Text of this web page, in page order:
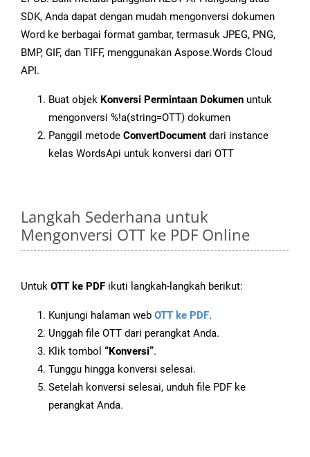
SDK, Anda dapat dengan mudah mengonversi dokumen
Word ke berbagai format gambar, termasuk JPEG, PNG,
BMP, GIF, dan TIFF, menggunakan Aspose.Words Cloud
API.
Buat objek Konversi Permintaan Dokumen untuk
mengonversi %!a(string=OTT) dokumen
Panggil metode ConvertDocument dari instance
kelas WordsApi untuk konversi dari OTT
Langkah Sederhana untuk
Mengonversi OTT ke PDF Online
Untuk OTT ke PDF ikuti langkah-langkah berikut:
Kunjungi halaman web OTT ke PDF.
Unggah file OTT dari perangkat Anda.
Klik tombol “Konversi”.
Tunggu hingga konversi selesai.
Setelah konversi selesai, unduh file PDF ke
perangkat Anda.